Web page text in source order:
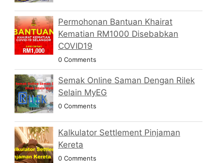
Permohonan Bantuan Khairat
Kematian RM1000 Disebabkan
COVID19
0 Comments
Semak Online Saman Dengan Rilek
Selain MyEG
0 Comments
Kalkulator Settlement Pinjaman
Kereta
0 Comments